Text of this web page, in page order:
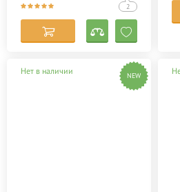
2
Нет в наличии NEW